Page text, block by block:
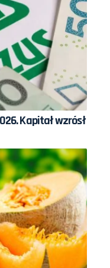
Kapitał wzrósł